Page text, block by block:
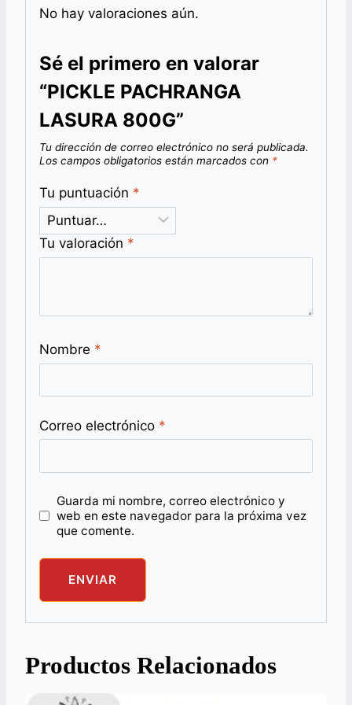
No hay valoraciones aún.
Sé el primero en valorar
“PICKLE PACHRANGA
LASURA 800G”
Tu dirección de correo electrónico no será publicada.
Los campos obligatorios están marcados con *
Tu puntuación *
Tu valoración *
Nombre *
Correo electrónico *
Guarda mi nombre, correo electrónico y
web en este navegador para la próxima vez
que comente.
Productos Relacionados